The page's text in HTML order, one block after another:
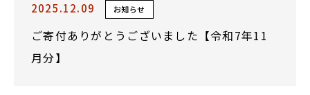
2025.12.09 お知らせ
ご寄付ありがとうございました【令和7年11
月分】